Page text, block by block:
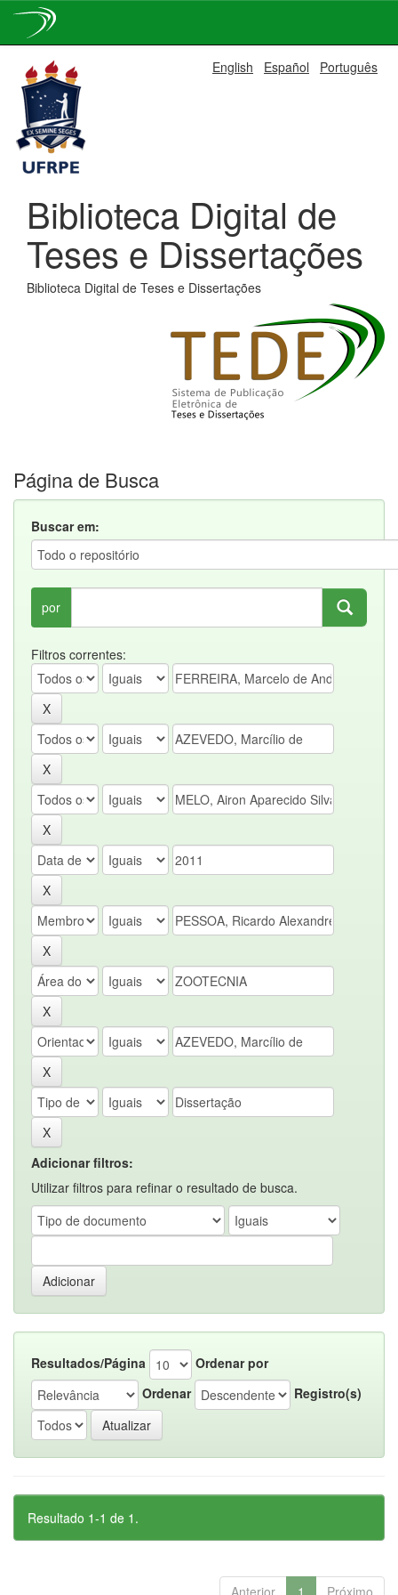
navigation
English Español Português
Biblioteca Digital de
Teses e Dissertações
Biblioteca Digital de Teses e Dissertações
Página de Busca
Buscar em:
por
Filtros correntes:
Adicionar filtros:
Utilizar filtros para refinar o resultado de busca.
Resultados/Página
Ordenar por
Ordenar
Registro(s)
Resultado 1-1 de 1.
Anterior 1 Próximo